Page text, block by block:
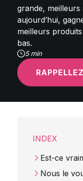
grande, meilleurs
aujourd’hui,
meilleurs
bas.
5 min
INDEX
Est-ce
Nous le